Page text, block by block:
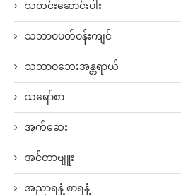
သတင်းဆောင်းပါး
သဘာဝပတ်ဝန်းကျင်
သဘာဝဘေးအန္တရာယ်
သရော်စာ
အက်ဆေး
အင်တာဗျူး
အညာရနံ့ စာရနံ့